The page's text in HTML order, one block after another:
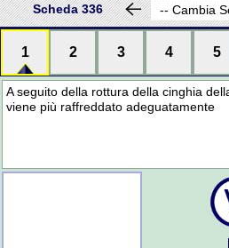
Scheda 336
1 2 3 4 5
A seguito della rottura della cinghia
viene più raffreddato adeguatamente